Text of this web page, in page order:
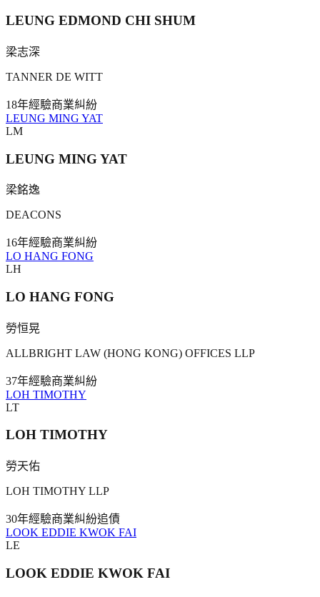
LEUNG EDMOND CHI SHUM
梁志深
TANNER DE WITT
18年經驗商業糾紛
LEUNG MING YAT
LM
LEUNG MING YAT
梁銘逸
DEACONS
16年經驗商業糾紛
LO HANG FONG
LH
LO HANG FONG
勞恒晃
ALLBRIGHT LAW (HONG KONG) OFFICES LLP
37年經驗商業糾紛
LOH TIMOTHY
LT
LOH TIMOTHY
勞天佑
LOH TIMOTHY LLP
30年經驗商業糾紛追債
LOOK EDDIE KWOK FAI
LE
LOOK EDDIE KWOK FAI